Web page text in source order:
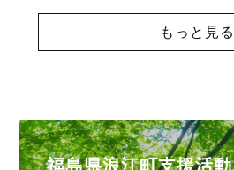
もっと見る
福島県浪江町支援活動